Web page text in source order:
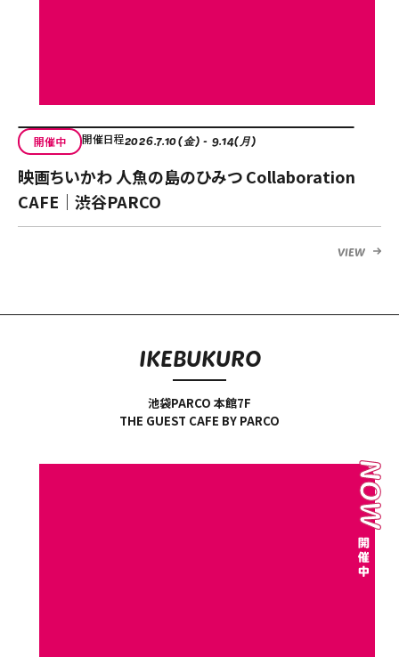
開催中 開催日程2026.7.10(金) - 9.14(月)
映画ちいかわ 人魚の島のひみつ Collaboration
CAFE｜渋谷PARCO
VIEW
IKEBUKURO
池袋PARCO 本館7F
THE GUEST CAFE BY PARCO